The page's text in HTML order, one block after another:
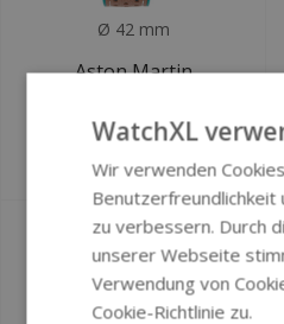
Ø 42 mm
Aston Martin
Chronographenuhr
€320
WatchXL
Wir verwenden
zu verbessern. Durch
unserer Webseite
Verwendung von
Cookie-Richtlinie zu.